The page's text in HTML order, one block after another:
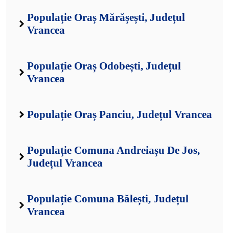
Populație Oraș Mărășești, Județul
Vrancea
Populație Oraș Odobești, Județul
Vrancea
Populație Oraș Panciu, Județul Vrancea
Populație Comuna Andreiașu De Jos,
Județul Vrancea
Populație Comuna Bălești, Județul
Vrancea